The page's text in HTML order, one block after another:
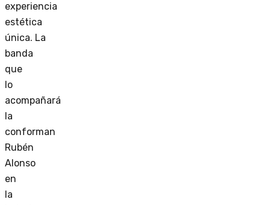
experiencia
estética
única. La
banda
que
lo
acompañará
la
conforman
Rubén
Alonso
en
la